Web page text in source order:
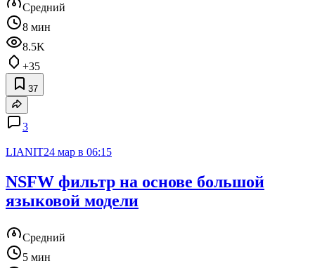
Средний
8 мин
8.5K
+35
37
3
LIANIT24 мар в 06:15
NSFW фильтр на основе большой
языковой модели
Средний
5 мин